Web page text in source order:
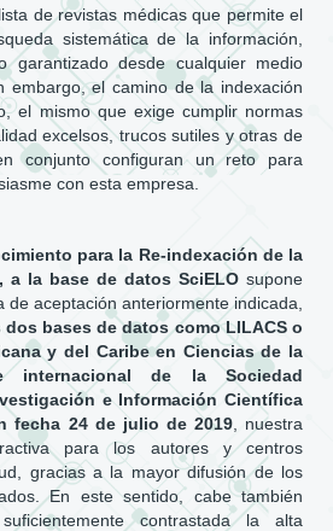
de revistas médicas que permite el
sistemática de la información,
garantizado desde cualquier medio
embargo, el camino de la indexación
el mismo que exige cumplir normas
excelsos, trucos sutiles y otras de
conjunto configuran un reto para
con esta empresa.
para la Re-indexación de la
a la base de datos SciELO supone
aceptación anteriormente indicada,
bases de datos como LILACS o
y del Caribe en Ciencias de la
de la Sociedad
e Información Científica
fecha 24 de julio de 2019, nuestra
para los autores y centros
gracias a la mayor difusión de los
En este sentido, cabe también
contrastada la alta